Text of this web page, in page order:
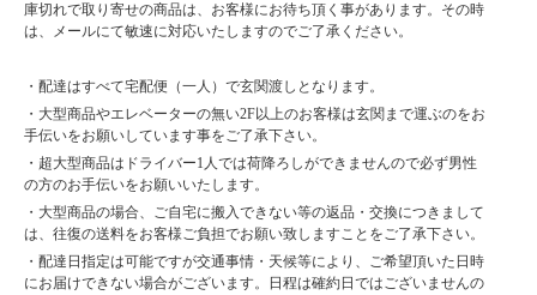
庫切れで取り寄せの商品は、お客様にお待ち頂く事があります。その時
は、メールにて敏速に対応いたしますのでご了承ください。
・配達はすべて宅配便（一人）で玄関渡しとなります。
・大型商品やエレベーターの無い2F以上のお客様は玄関まで運ぶのをお
手伝いをお願いしています事をご了承下さい。
・超大型商品はドライバー1人では荷降ろしができませんので必ず男性
の方のお手伝いをお願いいたします。
・大型商品の場合、ご自宅に搬入できない等の返品・交換につきまして
は、往復の送料をお客様ご負担でお願い致しますことをご了承下さい。
・配達日指定は可能ですが交通事情・天候等により、ご希望頂いた日時
にお届けできない場合がございます。日程は確約日ではございませんの